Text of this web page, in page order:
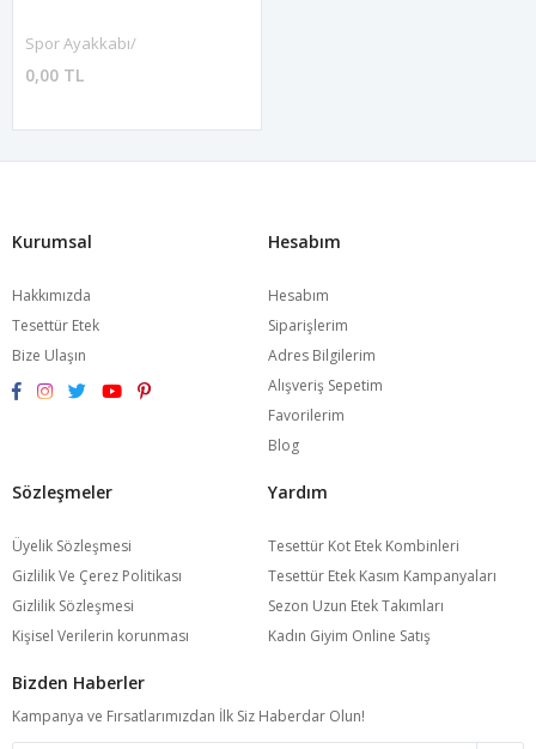
Spor Ayakkabı/
0,00 TL
Kurumsal
Hakkımızda
Tesettür Etek
Bize Ulaşın
Hesabım
Hesabım
Siparişlerim
Adres Bilgilerim
Alışveriş Sepetim
Favorilerim
Blog
Sözleşmeler
Üyelik Sözleşmesi
Gizlilik Ve Çerez Politikası
Gizlilik Sözleşmesi
Kişisel Verilerin korunması
Yardım
Tesettür Kot Etek Kombinleri
Tesettür Etek Kasım Kampanyaları
Sezon Uzun Etek Takımları
Kadın Giyim Online Satış
Bizden Haberler
Kampanya ve Fırsatlarımızdan İlk Siz Haberdar Olun!